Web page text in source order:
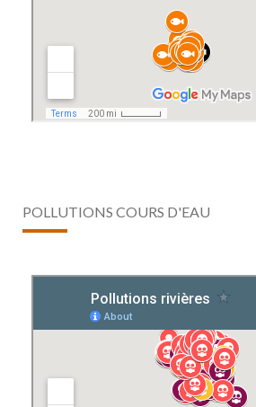
POLLUTIONS COURS D'EAU